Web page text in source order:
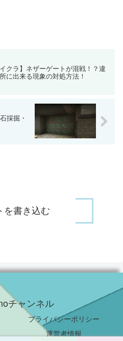
イクラ】ネザーゲートが混戦！？違
に出来る現象の対処方法！
採掘・
を書き込む
チャンネル
プライバシーポリシー
運営者情報